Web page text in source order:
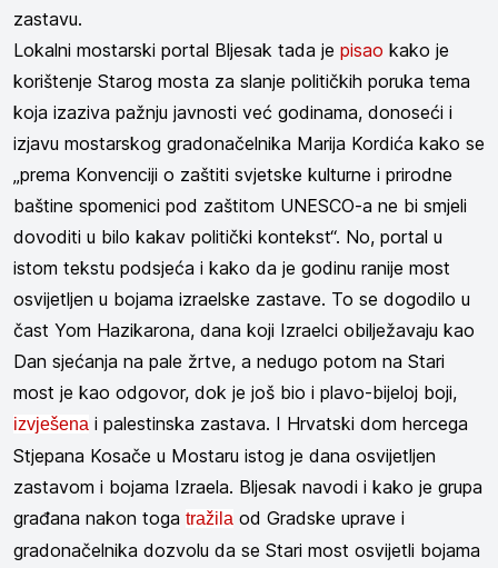
zastavu.
Lokalni mostarski portal Bljesak tada je pisao kako je
korištenje Starog mosta za slanje političkih poruka tema
koja izaziva pažnju javnosti već godinama, donoseći i
izjavu mostarskog gradonačelnika Marija Kordića kako se
„prema Konvenciji o zaštiti svjetske kulturne i prirodne
baštine spomenici pod zaštitom UNESCO-a ne bi smjeli
dovoditi u bilo kakav politički kontekst“. No, portal u
istom tekstu podsjeća i kako da je godinu ranije most
osvijetljen u bojama izraelske zastave. To se dogodilo u
čast Yom Hazikarona, dana koji Izraelci obilježavaju kao
Dan sjećanja na pale žrtve, a nedugo potom na Stari
most je kao odgovor, dok je još bio i plavo-bijeloj boji,
izvješena i palestinska zastava. I Hrvatski dom hercega
Stjepana Kosače u Mostaru istog je dana osvijetljen
zastavom i bojama Izraela. Bljesak navodi i kako je grupa
građana nakon toga tražila od Gradske uprave i
gradonačelnika dozvolu da se Stari most osvijetli bojama